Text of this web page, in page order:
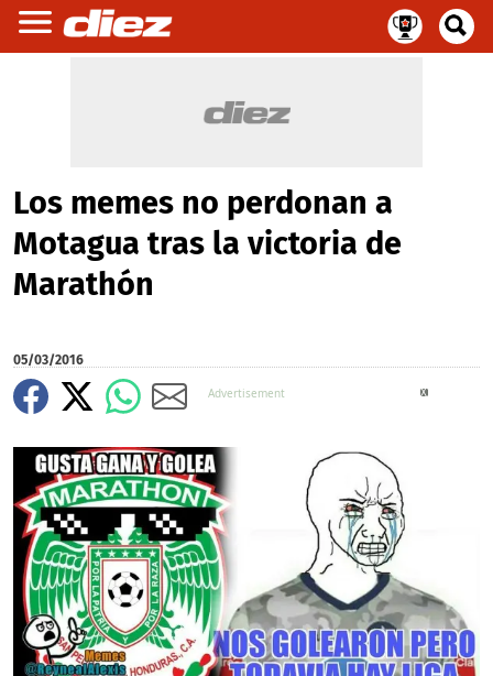
Los memes no perdonan a
Motagua tras la victoria de
Marathón
05/03/2016
X